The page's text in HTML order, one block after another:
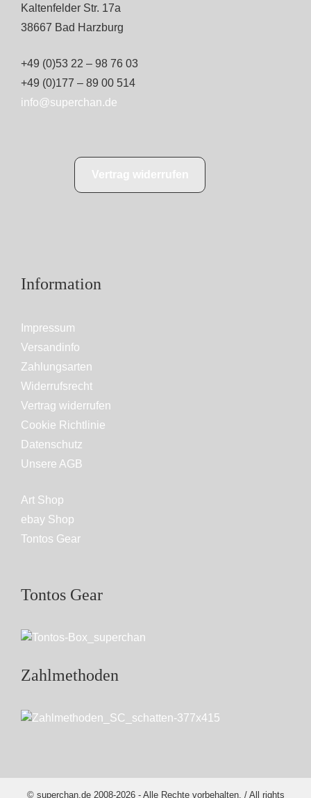
Kaltenfelder Str. 17a
38667 Bad Harzburg
+49 (0)53 22 – 98 76 03
+49 (0)177 – 89 00 514
info@superchan.de
Information
Impressum
Versandinfo
Zahlungsarten
Widerrufsrecht
Vertrag widerrufen
Cookie Richtlinie
Datenschutz
Unsere AGB
Art Shop
ebay Shop
Tontos Gear
Tontos Gear
Zahlmethoden
© superchan.de 2008-2026 - Alle Rechte vorbehalten. / All rights